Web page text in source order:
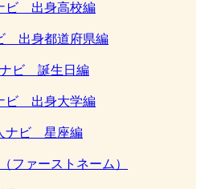
ビ 出身高校編
出身都道府県編
ビ 誕生日編
ビ 出身大学編
ナビ 星座編
ファーストネーム）